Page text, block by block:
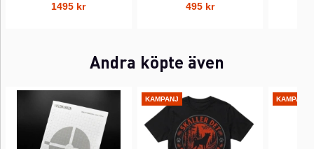
1495 kr 495 kr
Andra köpte även
KAMPANJ KAMPANJ